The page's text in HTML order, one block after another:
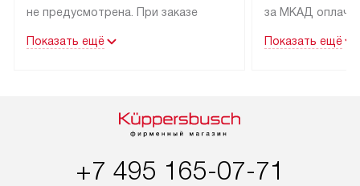
не предусмотрена. При заказе
рекомендуем обсудить
быть отправлены покупателю
интересен товар «Под заказ»,
Показать ещё
за МКАД
партнера
по монтажу
Показать ещё
+7 495 165-07-71